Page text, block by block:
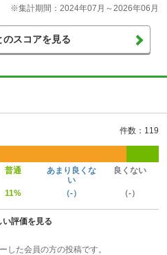
※集計期間：2024年07月～2026年06月
のスコアを見る
件数：119
普通
あまり良くな
い
良くない
11% （-） （-）
い評価を見る
た会員の方の投稿です。